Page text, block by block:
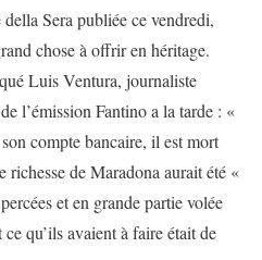
Sera publiée ce vendredi,
chose à offrir en héritage.
Luis Ventura, journaliste
l’émission Fantino a la tarde : «
compte bancaire, il est mort
richesse de Maradona aurait été «
et en grande partie volée
qu’ils avaient à faire était de